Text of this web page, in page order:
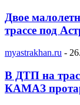
Двое
трассе под
myastrakhan.ru -
В ДТП на
КАМАЗ